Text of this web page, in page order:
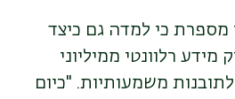
מספרת כי למדה גם כיצד
רלוונטי ממיליוני
משמעותיות. "כיום